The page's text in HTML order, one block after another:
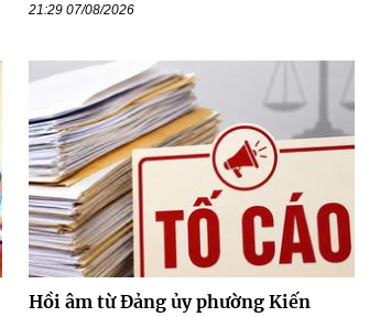
21:29 07/08/2026
Hồi âm từ Đảng ủy phường Kiến